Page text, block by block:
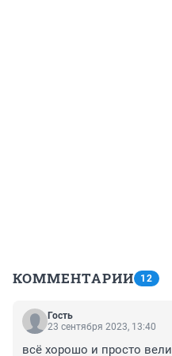
КОММЕНТАРИИ 12
Гость
23 сентября 2023, 13:40
всё хорошо и просто